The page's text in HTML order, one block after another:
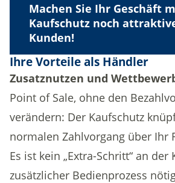
Machen Sie Ihr Geschäft
Kaufschutz noch
Kunden!
Ihre Vorteile als Händler
Zusatznutzen und
Point of Sale, ohne den
verändern: Der Kaufschutz
normalen Zahlvorgang über Ihr
Es ist kein „Extra-Schritt“ an der
zusätzlicher Bedienprozess